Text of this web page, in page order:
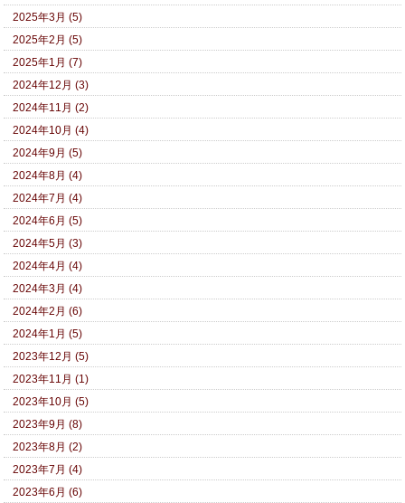
2025年3月 (5)
2025年2月 (5)
2025年1月 (7)
2024年12月 (3)
2024年11月 (2)
2024年10月 (4)
2024年9月 (5)
2024年8月 (4)
2024年7月 (4)
2024年6月 (5)
2024年5月 (3)
2024年4月 (4)
2024年3月 (4)
2024年2月 (6)
2024年1月 (5)
2023年12月 (5)
2023年11月 (1)
2023年10月 (5)
2023年9月 (8)
2023年8月 (2)
2023年7月 (4)
2023年6月 (6)